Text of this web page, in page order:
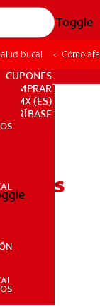
Toggle
PRODUCTOS
SALUD BUCAL
CUPONES
COMPRAR
MX (ES)
bucal Cómo